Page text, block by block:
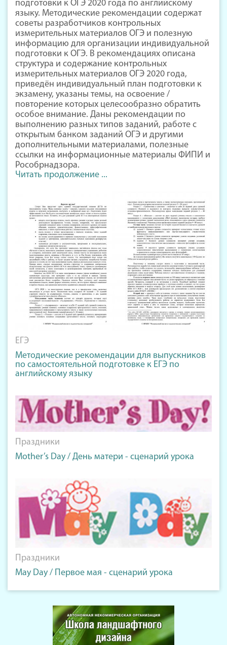
подготовки к ОГЭ 2020 года по английскому
языку. Методические рекомендации содержат
советы разработчиков контрольных
измерительных материалов ОГЭ и полезную
информацию для организации индивидуальной
подготовки к ОГЭ. В рекомендациях описана
структура и содержание контрольных
измерительных материалов ОГЭ 2020 года,
приведён индивидуальный план подготовки к
экзамену, указаны темы, на освоение /
повторение которых целесообразно обратить
особое внимание. Даны рекомендации по
выполнению разных типов заданий, работе с
открытым банком заданий ОГЭ и другими
дополнительными материалами, полезные
ссылки на информационные материалы ФИПИ и
Рособрнадзора.
Читать продолжение ...
ЕГЭ
Методические рекомендации для выпускников
по самостоятельной подготовке к ЕГЭ по
английскому языку
Праздники
Mother’s Day / День матери - сценарий урока
Праздники
May Day / Первое мая - сценарий урока